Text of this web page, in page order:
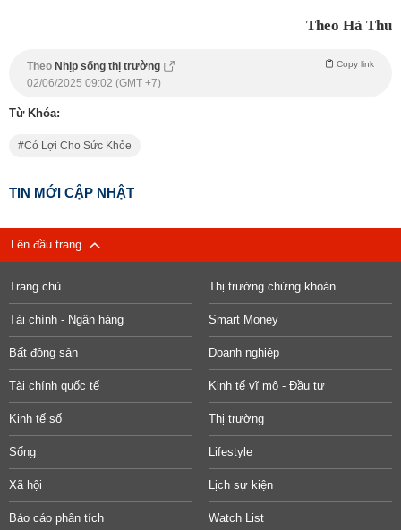
Theo Hà Thu
Theo Nhịp sống thị trường Copy link
02/06/2025 09:02 (GMT +7)
Từ Khóa:
Có Lợi Cho Sức Khỏe
TIN MỚI CẬP NHẬT
Lên đầu trang
Trang chủ Thị trường chứng khoán
Tài chính - Ngân hàng Smart Money
Bất động sản Doanh nghiệp
Tài chính quốc tế Kinh tế vĩ mô - Đầu tư
Kinh tế số Thị trường
Sống Lifestyle
Xã hội Lịch sự kiện
Báo cáo phân tích Watch List